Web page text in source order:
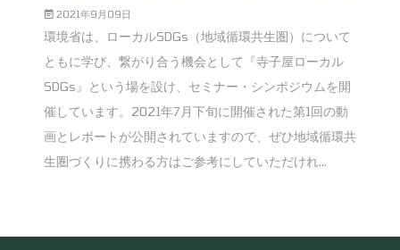
2021年9月09日
環境省は、ローカルSDGs（地域循環共生圏）について
ともに学び、繋がり合う機会として『寺子屋ローカル
SDGs』という場を設け、セミナー・シンポジウムを開
催しています。2021年7月下旬に開催された第1回の動
画とレポートが公開されていますので、ぜひ地域循環共
生圏づくりに携わる方はご参考にしていただけれ...